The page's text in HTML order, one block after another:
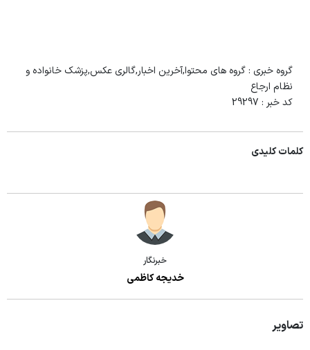
گروه خبری : گروه های محتوا,آخرین اخبار,گالری عکس,پزشک خانواده و
نظام ارجاع
کد خبر : 29297
کلمات کلیدی
خبرنگار
خدیجه کاظمی
تصاویر